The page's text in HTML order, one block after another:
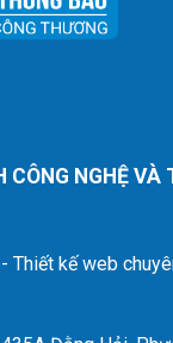
CÔNG NGHỆ VÀ
Thiết kế web